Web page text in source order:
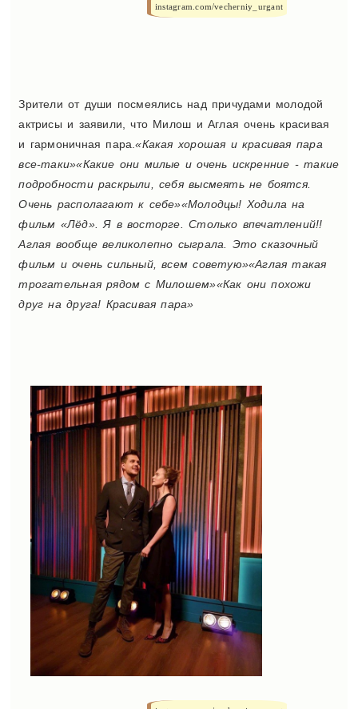
instagram.com/vecherniy_urgant
Зрители от души посмеялись над причудами молодой
актрисы и заявили, что Милош и Аглая очень красивая
и гармоничная пара.«Какая хорошая и красивая пара
все-таки»«Какие они милые и очень искренние - такие
подробности раскрыли, себя высмеять не боятся.
Очень располагают к себе»«Молодцы! Ходила на
фильм «Лёд». Я в восторге. Столько впечатлений!!
Аглая вообще великолепно сыграла. Это сказочный
фильм и очень сильный, всем советую»«Аглая такая
трогательная рядом с Милошем»«Как они похожи
друг на друга! Красивая пара»